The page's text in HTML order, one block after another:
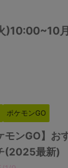
)10:00~10
ポケモンGO
モンGO】お
(2025最新)